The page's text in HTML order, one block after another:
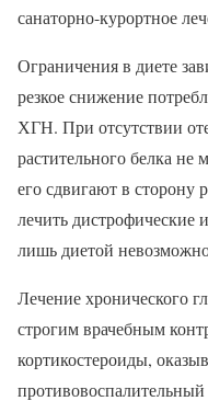
санаторно-курортное
Ограничения в диете
резкое снижение
ХГН. При отсутствии
растительного белка
его сдвигают в сторону
лечить дистрофические
лишь диетой
Лечение хронического
строгим врачебным
кортикостероиды,